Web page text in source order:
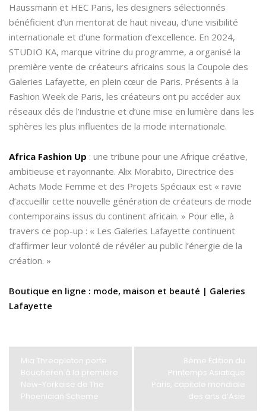
Haussmann et HEC Paris, les designers sélectionnés
bénéficient d’un mentorat de haut niveau, d’une visibilité
internationale et d’une formation d’excellence. En 2024,
STUDIO KA, marque vitrine du programme, a organisé la
première vente de créateurs africains sous la Coupole des
Galeries Lafayette, en plein cœur de Paris. Présents à la
Fashion Week de Paris, les créateurs ont pu accéder aux
réseaux clés de l’industrie et d’une mise en lumière dans les
sphères les plus influentes de la mode internationale.
Africa Fashion Up : une tribune pour une Afrique créative,
ambitieuse et rayonnante. Alix Morabito, Directrice des
Achats Mode Femme et des Projets Spéciaux est « ravie
d’accueillir cette nouvelle génération de créateurs de mode
contemporains issus du continent africain. » Pour elle, à
travers ce pop-up : « Les Galeries Lafayette continuent
d’affirmer leur volonté de révéler au public l’énergie de la
création. »
Boutique en ligne : mode, maison et beauté | Galeries
Lafayette
Mia Threapleton porte
Boucheron à la première
New-Yorkaise de The
Phoenician Scheme
8ème Édition du
Printemps Asiatique
Paris, capitale mondiale
des arts d’Asie